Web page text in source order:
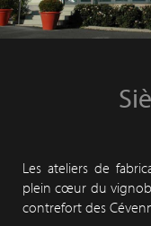
Les ateliers de
plein cœur du
contrefort des